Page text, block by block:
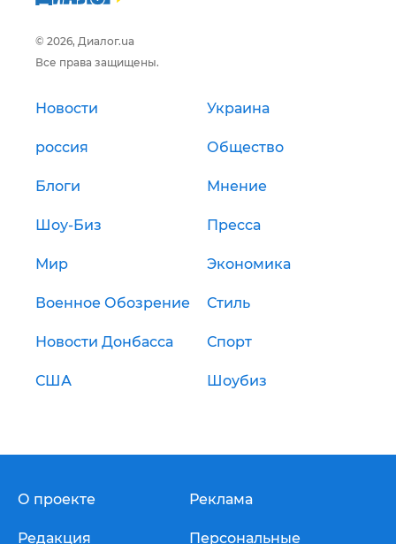
© 2026, Диалог.ua
Все права защищены.
Новости Украина
россия Общество
Блоги Мнение
Шоу-Биз Пресса
Мир Экономика
Военное Обозрение Стиль
Новости Донбасса Спорт
США Шоубиз
О проекте
Редакция
Реклама
Персональные